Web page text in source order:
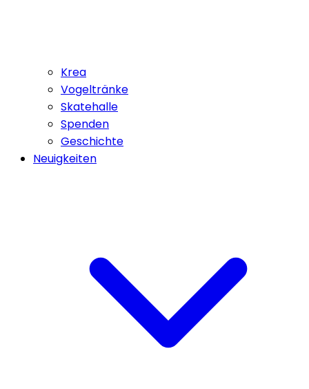
Krea
Vogeltränke
Skatehalle
Spenden
Geschichte
Neuigkeiten